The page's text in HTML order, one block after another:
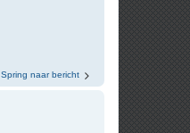
Spring naar bericht